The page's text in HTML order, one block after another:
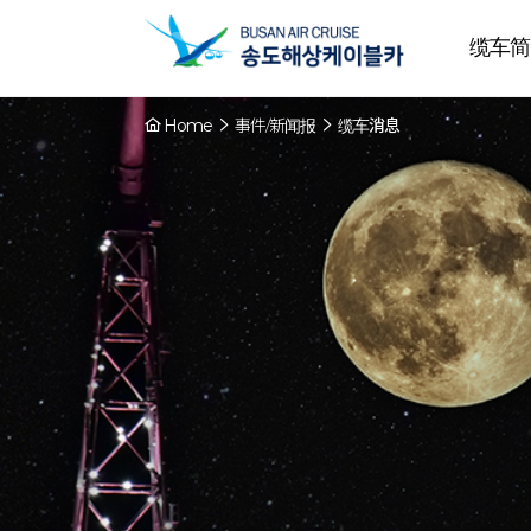
缆车
Home 事件/新闻报 缆车消息